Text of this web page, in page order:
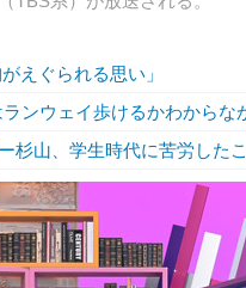
えぐられる思い」
ンウェイ歩けるかわからな
杉山、学生時代に苦労した